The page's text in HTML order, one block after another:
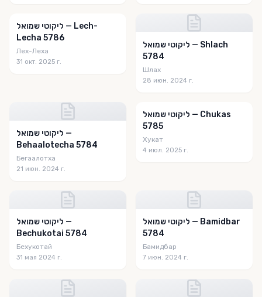
Laws and Customs
LearnChassidus
Learning A Maamor
Lessons from the Chassidishe Parsha
Lessons in Likutay Torah
Lessons in Torah Or
Likouteï Si’hot
ליקוטי שמואל — Lech-
Lecha 5786
Лех-Леха
31 окт. 2025 г.
ליקוטי שמואל — Shlach
5784
Шлах
28 июн. 2024 г.
ליקוטי שמואל —
Behaalotecha 5784
Бегаалотха
21 июн. 2024 г.
ליקוטי שמואל — Chukas
5785
Хукат
4 июл. 2025 г.
ליקוטי שמואל —
Bechukotai 5784
Бехукотай
31 мая 2024 г.
ליקוטי שמואל — Bamidbar
5784
Бамидбар
7 июн. 2024 г.